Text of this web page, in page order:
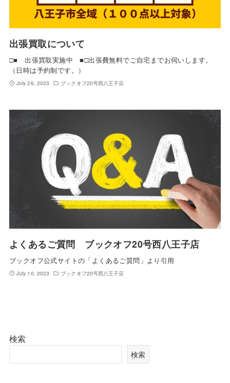
出張買取について
□■ 出張買取実施中 ■□出張費無料でご自宅までお伺いします。
（日時は予約制です。）
July 26, 2023 ブックオフ20号西八王子店
よくあるご質問 ブックオフ20号西八王子店
ブックオフ公式サイトの「よくあるご質問」より引用
July 10, 2023 ブックオフ20号西八王子店
検索
検索